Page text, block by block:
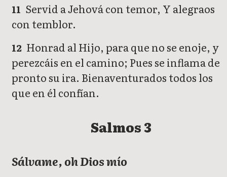
11 Servid a Jehová con temor, Y alegraos
con temblor.
12 Honrad al Hijo, para que no se enoje, y
perezcáis en el camino; Pues se inflama de
pronto su ira. Bienaventurados todos los
que en él confían.
Salmos 3
Sálvame, oh Dios mío